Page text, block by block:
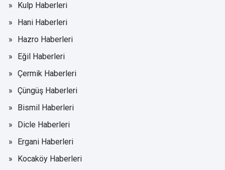
Kulp Haberleri
Hani Haberleri
Hazro Haberleri
Eğil Haberleri
Çermik Haberleri
Çüngüş Haberleri
Bismil Haberleri
Dicle Haberleri
Ergani Haberleri
Kocaköy Haberleri